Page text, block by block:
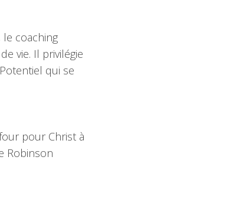
coaching
vie. Il privilégie
qui se
pour Christ à
Robinson